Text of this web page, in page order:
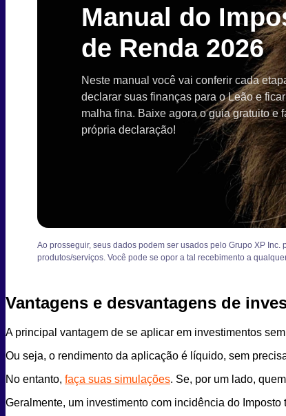
Manual do
de Renda 2026
Neste manual você vai conferir cada
declarar suas finanças para o Leão e
malha fina. Baixe agora o guia gratuito e
própria declaração!
Ao prosseguir, seus dados podem ser usados pelo Grupo XP
produtos/serviços. Você pode se opor a tal recebimento a
Vantagens e desvantagens de
A principal vantagem de se aplicar em investimentos
Ou seja, o rendimento da aplicação é líquido, sem
No entanto, faça suas simulações. Se, por um lado,
Geralmente, um investimento com incidência do